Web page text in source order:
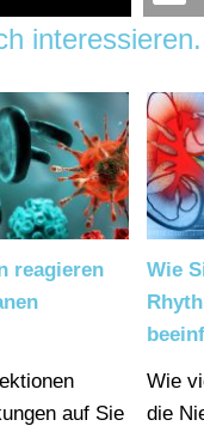
reagieren
auf Sie
Wie
Wie
die